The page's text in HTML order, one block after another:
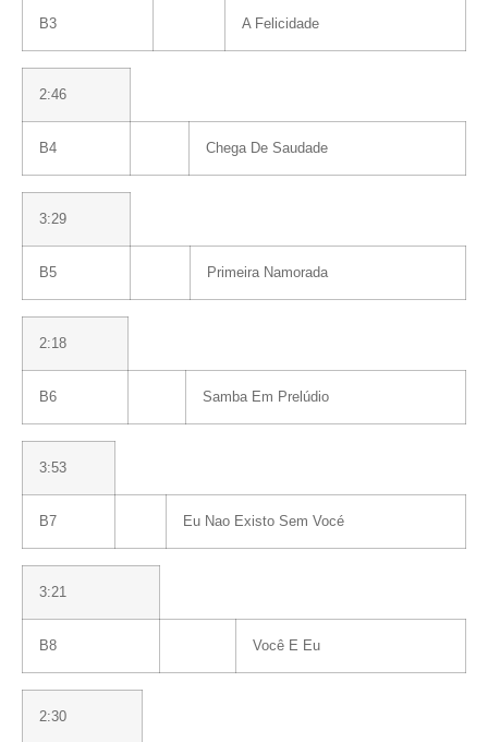
B3 A Felicidade
2:46
B4 Chega De Saudade
3:29
B5 Primeira Namorada
2:18
B6 Samba Em Prelúdio
3:53
B7 Eu Nao Existo Sem Vocé
3:21
B8 Você E Eu
2:30